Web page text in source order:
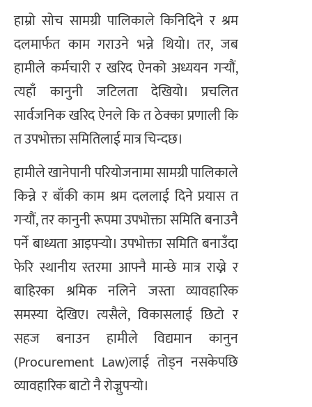
हाम्रो सोच सामग्री पालिकाले किनिदिने र श्रम
दलमार्फत काम गराउने भन्ने थियो। तर, जब
हामीले कर्मचारी र खरिद ऐनको अध्ययन गर्‍यौं,
त्यहाँ कानुनी जटिलता देखियो। प्रचलित
सार्वजनिक खरिद ऐनले कि त ठेक्का प्रणाली कि
त उपभोक्ता समितिलाई मात्र चिन्दछ।
हामीले खानेपानी परियोजनामा सामग्री पालिकाले
किन्ने र बाँकी काम श्रम दललाई दिने प्रयास त
गर्‍यौं, तर कानुनी रूपमा उपभोक्ता समिति बनाउनै
पर्ने बाध्यता आइपर्‍यो। उपभोक्ता समिति बनाउँदा
फेरि स्थानीय स्तरमा आफ्नै मान्छे मात्र राख्ने र
बाहिरका श्रमिक नलिने जस्ता व्यावहारिक
समस्या देखिए। त्यसैले, विकासलाई छिटो र
सहज बनाउन हामीले विद्यमान कानुन
(Procurement Law)लाई तोड्न नसकेपछि
व्यावहारिक बाटो नै रोज्नुपर्‍यो।